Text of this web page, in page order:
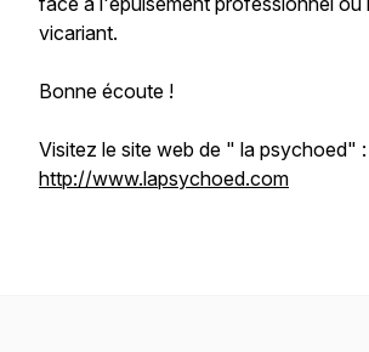
vicariant.
Bonne écoute !
Visitez le site web de " la psychoed" :
http://www.lapsychoed.com